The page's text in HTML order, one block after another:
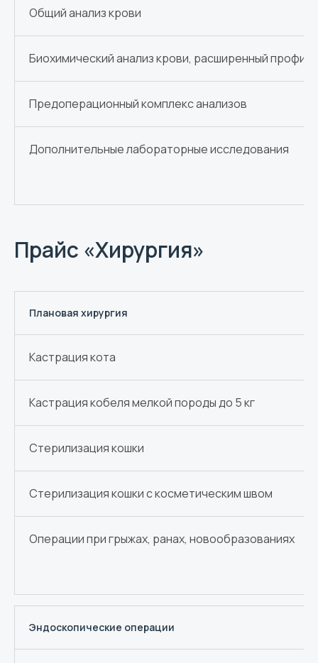
Общий анализ крови
Биохимический анализ крови, расширенный профиль
Предоперационный комплекс анализов
Дополнительные лабораторные исследования
Прайс «Хирургия»
Плановая хирургия
Кастрация кота
Кастрация кобеля мелкой породы до 5 кг
Стерилизация кошки
Стерилизация кошки с косметическим швом
Операции при грыжах, ранах, новообразованиях
Эндоскопические операции